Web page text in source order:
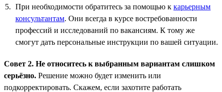
При необходимости обратитесь за помощью к карьерным
консультантам. Они всегда в курсе востребованности
профессий и исследований по вакансиям. К тому же
смогут дать персональные инструкции по вашей ситуации.
Совет 2. Не относитесь к выбранным вариантам слишком
серьёзно. Решение можно будет изменить или
подкорректировать. Скажем, если захотите работать